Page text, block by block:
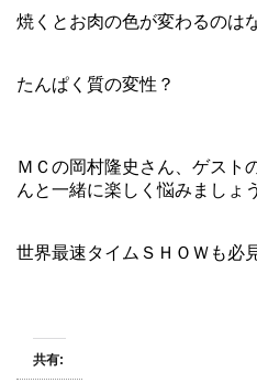
焼くとお肉の色が変わるのは
たんぱく質の変性？
ＭＣの岡村隆史さん、ゲスト
んと一緒に楽しく悩みましょう
世界最速タイムＳＨＯＷも必
共有: